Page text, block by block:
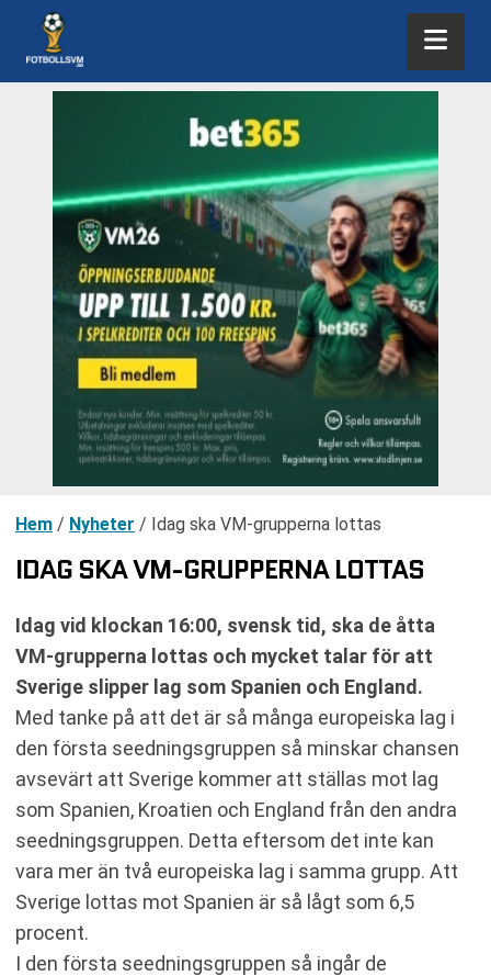
Hem / Nyheter / Idag ska VM-grupperna lottas
IDAG SKA VM-GRUPPERNA LOTTAS
Idag vid klockan 16:00, svensk tid, ska de åtta
VM-grupperna lottas och mycket talar för att
Sverige slipper lag som Spanien och England.
Med tanke på att det är så många europeiska lag i
den första seedningsgruppen så minskar chansen
avsevärt att Sverige kommer att ställas mot lag
som Spanien, Kroatien och England från den andra
seedningsgruppen. Detta eftersom det inte kan
vara mer än två europeiska lag i samma grupp. Att
Sverige lottas mot Spanien är så lågt som 6,5
procent.
I den första seedningsgruppen så ingår de